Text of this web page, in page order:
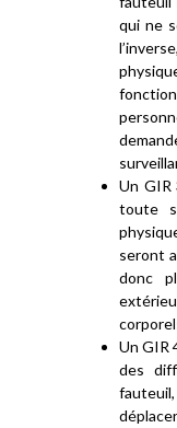
qui ne
Un GIR
toute
seront
donc
Un GIR
des